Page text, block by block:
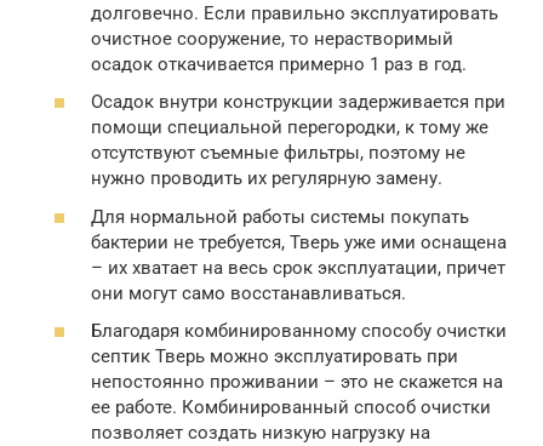
долговечно. Если правильно эксплуатировать
очистное сооружение, то нерастворимый
осадок откачивается примерно 1 раз в год.
Осадок внутри конструкции задерживается при
помощи специальной перегородки, к тому же
отсутствуют съемные фильтры, поэтому не
нужно проводить их регулярную замену.
Для нормальной работы системы покупать
бактерии не требуется, Тверь уже ими оснащена
– их хватает на весь срок эксплуатации, причет
они могут само восстанавливаться.
Благодаря комбинированному способу очистки
септик Тверь можно эксплуатировать при
непостоянно проживании – это не скажется на
ее работе. Комбинированный способ очистки
позволяет создать низкую нагрузку на